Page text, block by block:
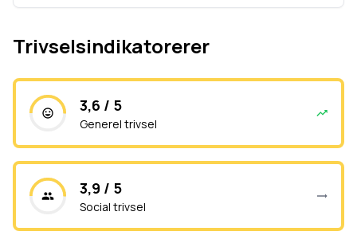
Trivselsindikatorerer
3,6 / 5
Generel trivsel
3,9 / 5
Social trivsel